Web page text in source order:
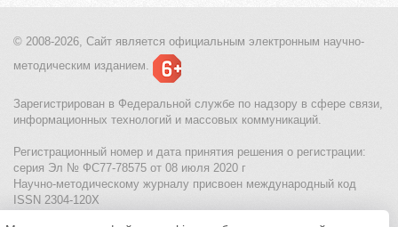
© 2008-2026, Сайт является официальным электронным научно-
методическим изданием.
Зарегистрирован в Федеральной службе по надзору в сфере связи,
информационных технологий и массовых коммуникаций.
Регистрационный номер и дата принятия решения о регистрации:
серия Эл № ФС77-78575 от 08 июля 2020 г
Научно-методическому журналу присвоен международный код
ISSN 2304-120X